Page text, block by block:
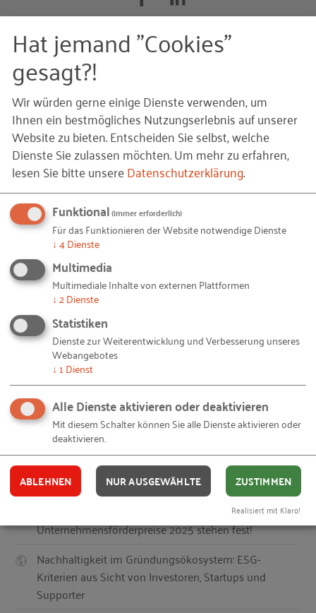
Auch interessant
Mapping, Plattformen und Datenbanken
Unerwartet in die Nachfolge – vom Mut, (plötzlich)
Unternehmerin zu sein
Workshop: Female Entrepreneurship - Frauen durch
die richtige Ansprache für Gründungen gewinnen
Gründungen in Deutschland im internationalen
Vergleich
Gründungen in Deutschland: Vielfalt verstehen und
stärken!
Poster „Gründungsaktivitäten verstehen“ 2024/25
Global Entrepreneurship Monitor 2024/2025
Wo in Deutschland wird am meisten gegründet?
Aktuelle Gründungszahlen für Deutschland und
weltweit – Der Global Entrepreneurship Monitor
2024/25
Deutsche Gewinnerprojekte der Europäischen
Unternehmensförderpreise 2025 stehen fest!
Nachhaltigkeit im Gründungsökosystem: ESG-
Kriterien aus Sicht von Investoren, Startups und
Supporter
Hat jemand "Cookies"
gesagt?!
Wir würden gerne einige Dienste verwenden, um
Ihnen ein bestmögliches Nutzungserlebnis auf unserer
Website zu bieten. Entscheiden Sie selbst, welche
Dienste Sie zulassen möchten.Um mehr zu erfahren,
lesen Sie bitte unsereDatenschutzerklärung.
Funktional(immer erforderlich)
Für das Funktionieren der Website notwendige Dienste
↓ 4Dienste
Multimedia
Multimediale Inhalte von externen Plattformen
↓ 2Dienste
Statistiken
Dienste zur Weiterentwicklung und Verbesserung unseres
Webangebotes
↓ 1 Dienst
Alle Dienste aktivieren oder deaktivieren
Mit diesem Schalter können Sie alle Dienste aktivieren oder
deaktivieren.
ABLEHNEN NUR AUSGEWÄHLTE ZUSTIMMEN
Realisiert mit Klaro!